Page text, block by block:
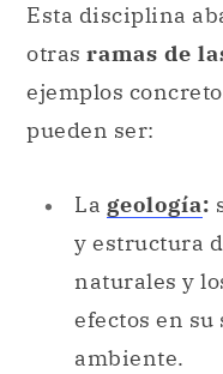
Esta disciplina
otras ramas de
ejemplos
pueden ser:
La geología:
y estructura
naturales y
efectos en
ambiente.